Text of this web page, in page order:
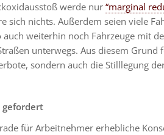
werde nur “marginal
sich nichts. Außerdem seien viele
weiterhin noch Fahrzeuge mit
unterwegs. Aus diesem Grund
sondern auch die Stilllegung
gefordert
für Arbeitnehmer erhebliche